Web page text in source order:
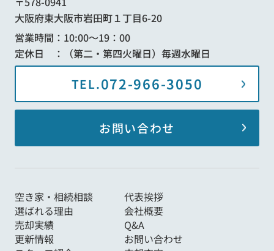
大阪府東大阪市岩田町１丁目6-20
営業時間：10:00～19：00
定休日 ：（第二・第四火曜日）毎週水曜日
TEL.072-966-3050
お問い合わせ
空き家・相続相談
代表挨拶
選ばれる理由
会社概要
売却実績
Q&A
更新情報
お問い合わせ